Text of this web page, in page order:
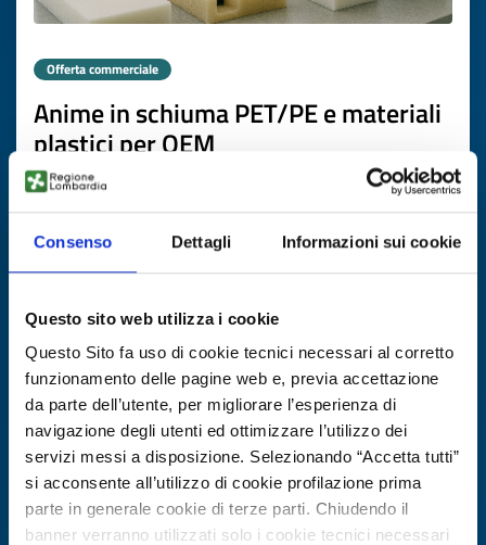
Consenso Dettagli Informazioni sui cookie
Questo sito web utilizza i cookie
Questo Sito fa uso di cookie tecnici necessari al corretto
funzionamento delle pagine web e, previa accettazione
da parte dell’utente, per migliorare l’esperienza di
navigazione degli utenti ed ottimizzare l’utilizzo dei
servizi messi a disposizione. Selezionando “Accetta tutti”
si acconsente all’utilizzo di cookie profilazione prima
parte in generale cookie di terze parti. Chiudendo il
banner verranno utilizzati solo i cookie tecnici necessari
Offerta commerciale
Anime in schiuma PET/PE e materiali
plastici per OEM
dell’eolico/fotovoltaico/accumulo
ID EEN: BOPL20251024010
SCOPRI DI PIÙ →
Scade il13 novembre 2026